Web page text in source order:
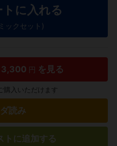
トに入れる
ックセット)
3,300 円 を見る
購入いただけます
読み
トに追加する